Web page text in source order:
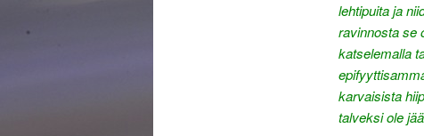
lehtipuita ja
ravinnosta se
katselemalla
karvaisista
talveksi ole